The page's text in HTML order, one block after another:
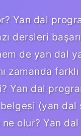
Yan dal
dersleri
de yan dal
zamanda
Yan dal
(yan
olur? Yan